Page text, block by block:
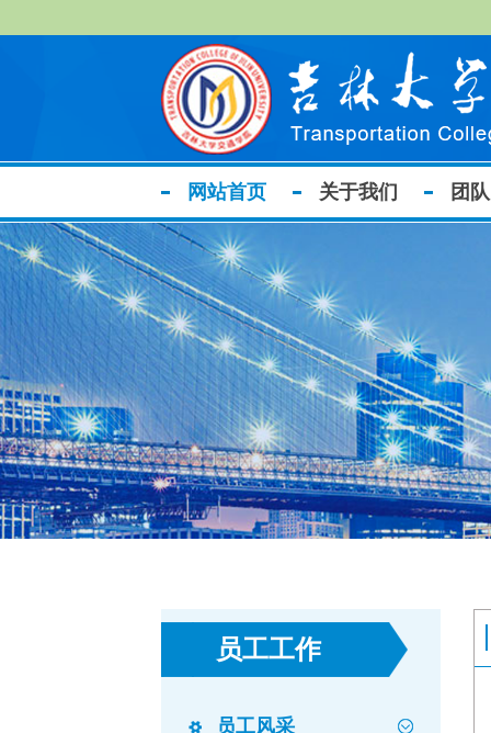
网站首页 关于我们 团
员工工作
员工风采